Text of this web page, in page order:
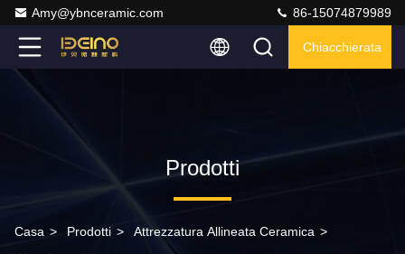
Amy@ybnceramic.com 86-15074879989
Chiacchierata
Prodotti
Casa > Prodotti > Attrezzatura Allineata Ceramica >